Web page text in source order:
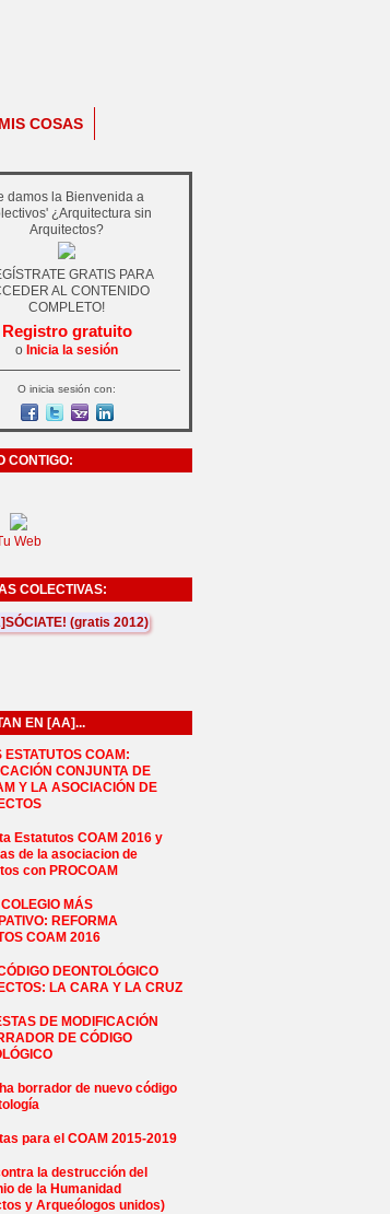
MIS COSAS
damos la Bienvenida a
¿Arquitectura sin
Arquitectos?
GRATIS PARA
AL CONTENIDO
COMPLETO!
Registro gratuito
o Inicia la sesión
O inicia sesión con:
CONTIGO:
Web
COLECTIVAS:
(gratis 2012)
EN [AA]...
ESTATUTOS COAM:
CONJUNTA DE
Y LA ASOCIACIÓN DE
Estatutos COAM 2016 y
de la asociacion de
con PROCOAM
MÁS
REFORMA
COAM 2016
DEONTOLÓGICO
LA CARA Y LA CRUZ
DE MODIFICACIÓN
DE CÓDIGO
borrador de nuevo código
para el COAM 2015-2019
la destrucción del
de la Humanidad
y Arqueólogos unidos)